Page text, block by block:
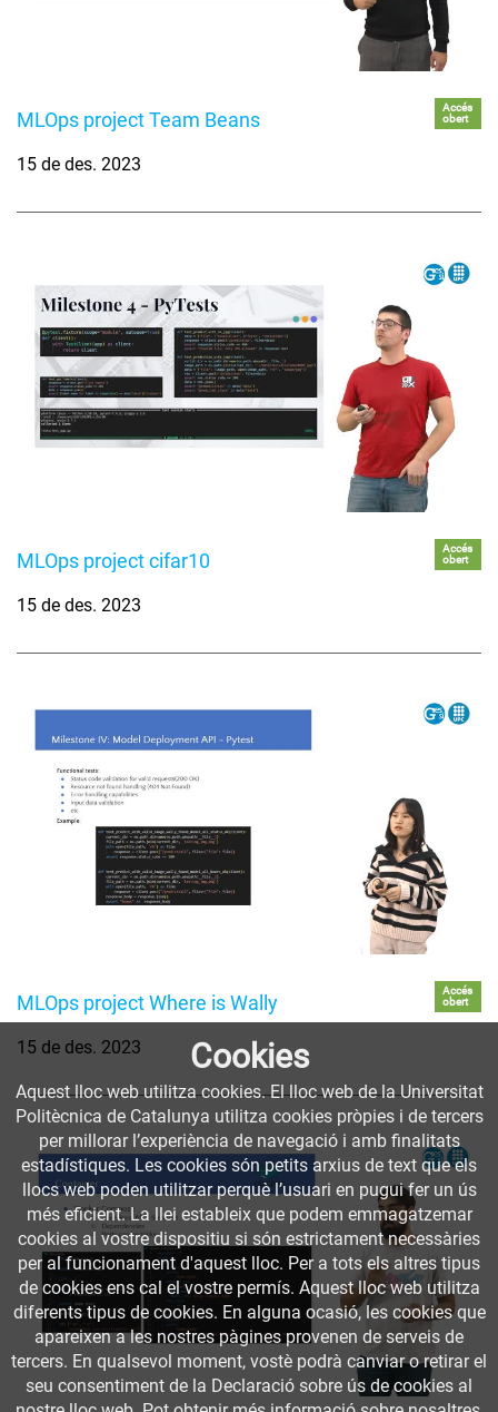
MLOps project Team Beans
Accés
obert
15 de des. 2023
MLOps project cifar10
Accés
obert
15 de des. 2023
MLOps project Where is Wally
Accés
obert
15 de des. 2023 Cookies
Aquest lloc web utilitza cookies. El lloc web de la Universitat
Politècnica de Catalunya utilitza cookies pròpies i de tercers
per millorar l’experiència de navegació i amb finalitats
estadístiques. Les cookies són petits arxius de text que els
llocs web poden utilitzar perquè l’usuari en pugui fer un ús
més eficient. La llei estableix que podem emmagatzemar
cookies al vostre dispositiu si són estrictament necessàries
per al funcionament d'aquest lloc. Per a tots els altres tipus
de cookies ens cal el vostre permís. Aquest lloc web utilitza
diferents tipus de cookies. En alguna ocasió, les cookies que
apareixen a les nostres pàgines provenen de serveis de
tercers. En qualsevol moment, vostè podrà canviar o retirar el
seu consentiment de la Declaració sobre ús de cookies al